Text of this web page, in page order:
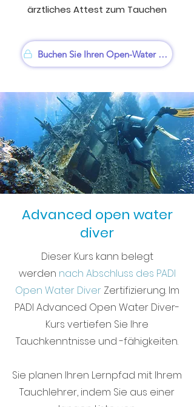
ärztliches Attest zum Tauchen
Buchen Sie Ihren Open-Water Kurs
Advanced open water
diver
Dieser Kurs kann belegt
werden nach Abschluss des PADI
Open Water DiverZertifizierung. Im
PADI Advanced Open Water Diver-
Kurs vertiefen Sie Ihre
Tauchkenntnisse und -fähigkeiten.
Sie planen Ihren Lernpfad mit Ihrem
Tauchlehrer, indem Sie aus einer